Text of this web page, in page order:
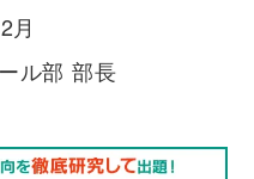
月
ル部 部長